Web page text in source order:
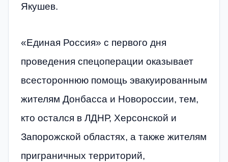
Якушев.
«Единая Россия» с первого дня
проведения спецоперации оказывает
всестороннюю помощь эвакуированным
жителям Донбасса и Новороссии, тем,
кто остался в ЛДНР, Херсонской и
Запорожской областях, а также жителям
приграничных территорий,